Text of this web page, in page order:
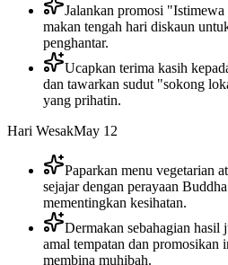
Jalankan promosi
makan tengah hari diskaun
penghantar.
Ucapkan terima kasih
dan tawarkan sudut "sokong
yang prihatin.
Hari WesakMay 12
Paparkan menu vegetarian
sejajar dengan perayaan
mementingkan kesihatan.
Dermakan sebahagian hasil
amal tempatan dan promosikan
membina muhibah.